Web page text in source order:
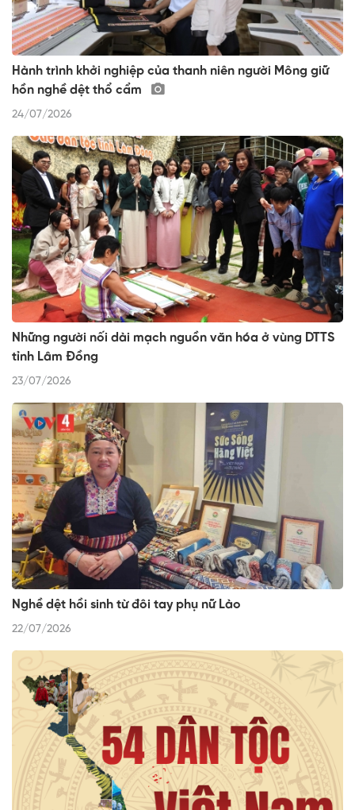
Hành trình khởi nghiệp của thanh niên người Mông giữ
hồn nghề dệt thổ cẩm
24/07/2026
Những người nối dài mạch nguồn văn hóa ở vùng DTTS
tỉnh Lâm Đồng
23/07/2026
Nghề dệt hồi sinh từ đôi tay phụ nữ Lào
22/07/2026